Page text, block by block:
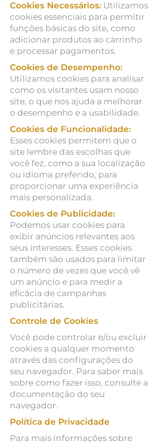
Cookies Necessários: Utilizamos
cookies essenciais para permitir
funções básicas do site, como
adicionar produtos ao carrinho
e processar pagamentos.
Cookies de Desempenho:
Utilizamos cookies para analisar
como os visitantes usam nosso
site, o que nos ajuda a melhorar
o desempenho e a usabilidade.
Cookies de Funcionalidade:
Esses cookies permitem que o
site lembre das escolhas que
você fez, como a sua localização
ou idioma preferido, para
proporcionar uma experiência
mais personalizada.
Cookies de Publicidade:
Podemos usar cookies para
exibir anúncios relevantes aos
seus interesses. Esses cookies
também são usados para limitar
o número de vezes que você vê
um anúncio e para medir a
eficácia de campanhas
publicitárias.
Controle de Cookies
Você pode controlar e/ou excluir
cookies a qualquer momento
através das configurações do
seu navegador. Para saber mais
sobre como fazer isso, consulte a
documentação do seu
navegador.
Política de Privacidade
Para mais informações sobre